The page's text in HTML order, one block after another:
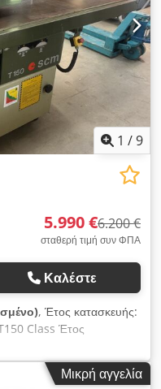
1 /9
5.990 €6.200 €
σταθερή τιμή συν ΦΠΑ
Καλέστε
, Έτος κατασκευής:
Class Έτος
5,5 kW Κλίση από
με 2 ταχύτητες/
Μικρή αγγελία